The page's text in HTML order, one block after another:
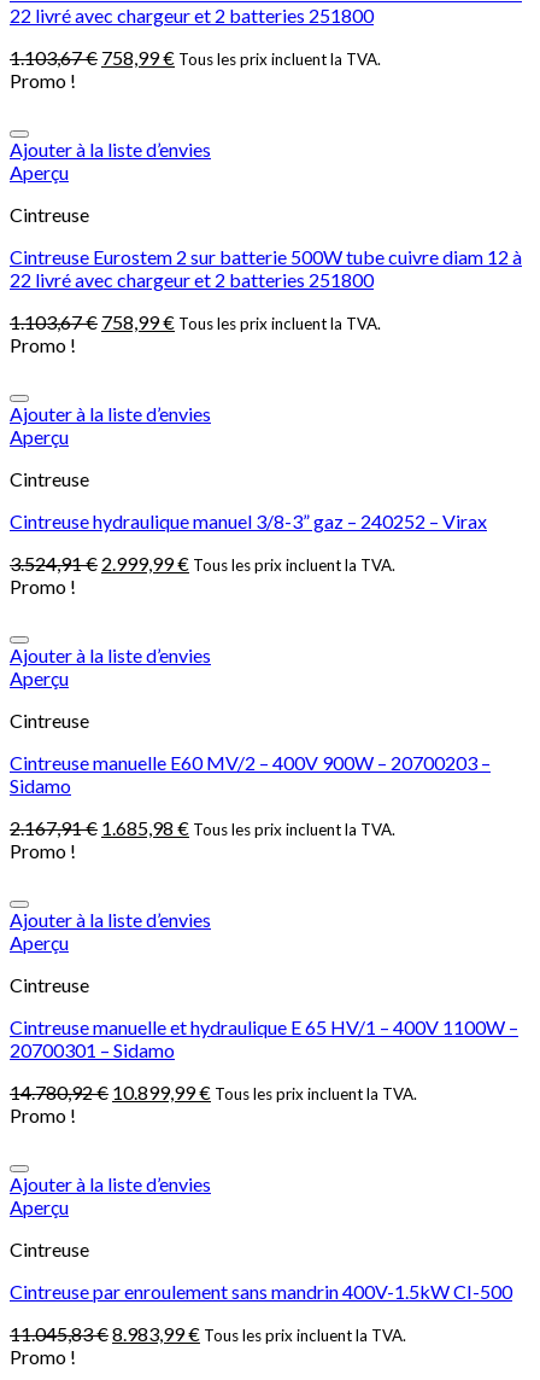
22 livré avec chargeur et 2 batteries 251800
1.103,67€ 758,99€ Tous les prix incluent la TVA.
Promo !
Ajouter à la liste d’envies
Aperçu
Cintreuse
Cintreuse Eurostem 2 sur batterie 500W tube cuivre diam 12 à
22 livré avec chargeur et 2 batteries 251800
1.103,67€ 758,99€ Tous les prix incluent la TVA.
Promo !
Ajouter à la liste d’envies
Aperçu
Cintreuse
Cintreuse hydraulique manuel 3/8-3” gaz – 240252 – Virax
3.524,91€ 2.999,99€ Tous les prix incluent la TVA.
Promo !
Ajouter à la liste d’envies
Aperçu
Cintreuse
Cintreuse manuelle E60 MV/2 – 400V 900W – 20700203 –
Sidamo
2.167,91€ 1.685,98 € Tous les prix incluent la TVA.
Promo !
Ajouter à la liste d’envies
Aperçu
Cintreuse
Cintreuse manuelle et hydraulique E 65 HV/1 – 400V 1100W –
20700301 – Sidamo
14.780,92€ 10.899,99€ Tous les prix incluent la TVA.
Promo !
Ajouter à la liste d’envies
Aperçu
Cintreuse
Cintreuse par enroulement sans mandrin 400V-1.5kW CI-500
11.045,83€8.983,99€ Tous les prix incluent la TVA.
Promo !